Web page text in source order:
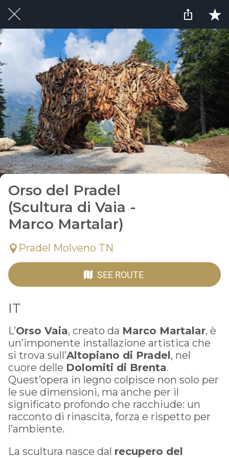
Orso del Pradel
(Scultura di Vaia -
Marco Martalar)
Pradel Molveno TN
SEE ROUTE
IT
L’Orso Vaia, creato da Marco Martalar, è
un’imponente installazione artistica che
si trova sull’Altopiano di Pradel, nel
cuore delle Dolomiti di Brenta.
Quest’opera in legno colpisce non solo per
le sue dimensioni, ma anche per il
significato profondo che racchiude: un
racconto di rinascita, forza e rispetto per
l’ambiente.
La scultura nasce dal recupero del